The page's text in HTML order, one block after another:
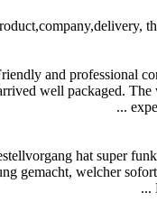
and professional
well packaged. The
hat super
gemacht, welcher